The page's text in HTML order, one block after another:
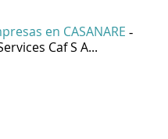
en CASANARE -
Caf S A...